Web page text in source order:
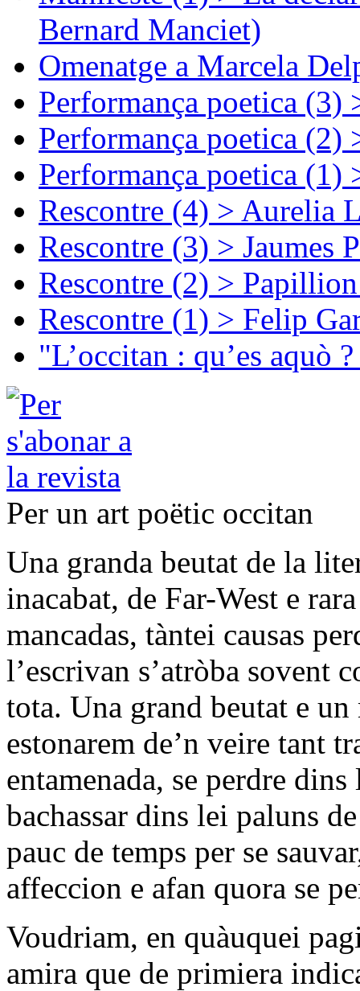
Bernard Manciet)
Omenatge a Marcela
Performança poetica (3)
Performança poetica (2)
Performança poetica (1)
Rescontre (4) > Aurelia
Rescontre (3) > Jaumes
Rescontre (2) >
Rescontre (1) > Felip
"L’occitan : qu’es aquò
Per un art poëtic occitan
Una granda beutat de la
inacabat, de Far-West e
mancadas, tàntei causas
l’escrivan s’atròba sovent
tota. Una grand beutat e
estonarem de’n veire tant
entamenada, se perdre
bachassar dins lei paluns
pauc de temps per se
affeccion e afan quora se
Voudriam, en quàuquei
amira que de primiera